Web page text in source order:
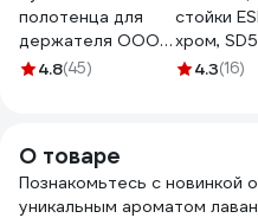
полотенца для
держателя ООО
Комус PRO 1 слой,
сложение C193
1038825
4.8(45)
стойки
хром,
4.3(16)
О товаре
Познакомьтесь с новинкой
уникальным ароматом